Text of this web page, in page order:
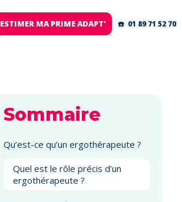
ESTIMER MA PRIME ADAPT' ☎️ 01 89 71 52 70
Sommaire
Qu’est-ce qu’un ergothérapeute ?
Quel est le rôle précis d’un
ergothérapeute ?